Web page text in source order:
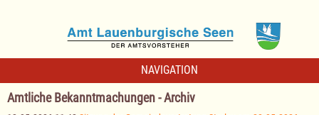
NAVIGATION
Amtliche Bekanntmachungen - Archiv